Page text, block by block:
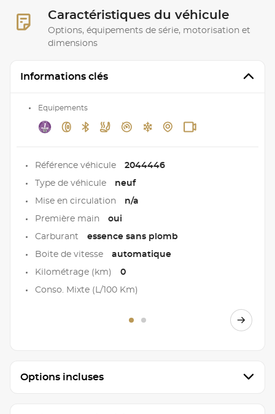
Caractéristiques du véhicule
Options, équipements de série, motorisation et
dimensions
Informations clés
Equipements
Référence véhicule 2044446
Type de véhicule neuf
Mise en circulation n/a
Première main oui
Carburant essence sans plomb
Boite de vitesse automatique
Kilométrage (km) 0
Conso. Mixte (L/100 Km)
Options incluses